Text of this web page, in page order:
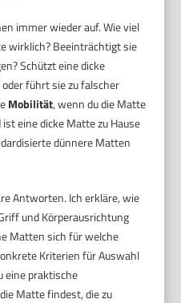
immer wieder auf. Wie viel
wirklich? Beeinträchtigt sie
Schützt eine dicke
oder führt sie zu falscher
Mobilität, wenn du die Matte
eine dicke Matte zu Hause
dünnere Matten
Antworten. Ich erkläre, wie
und Körperausrichtung
Matten sich für welche
Kriterien für Auswahl
eine praktische
Matte findest, die zu